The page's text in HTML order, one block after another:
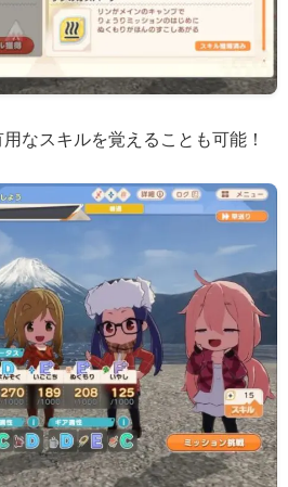
なスキルを覚えることも可能！